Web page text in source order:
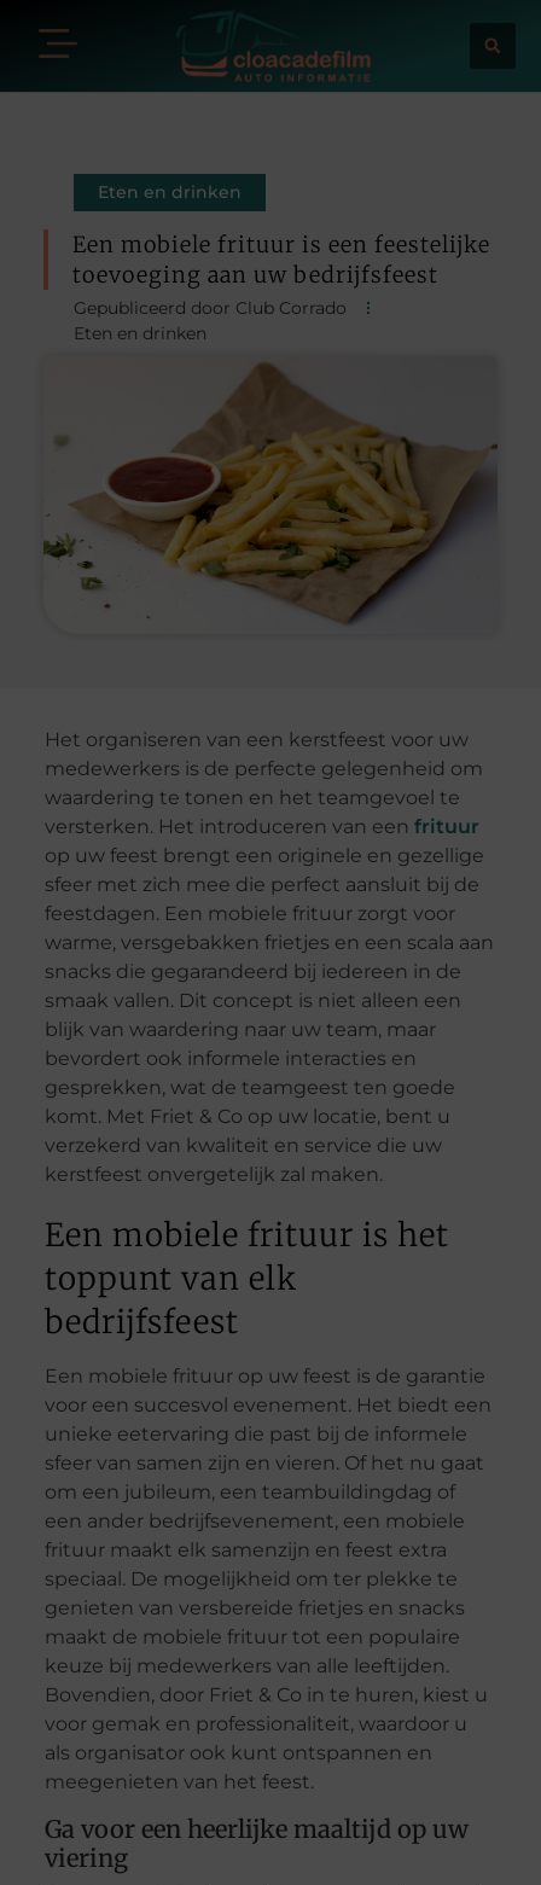
Eten en drinken
Een mobiele frituur is een feestelijke
toevoeging aan uw bedrijfsfeest
Gepubliceerd door Club Corrado
Eten en drinken
Het organiseren van een kerstfeest voor uw
medewerkers is de perfecte gelegenheid om
waardering te tonen en het teamgevoel te
versterken. Het introduceren van een frituur
op uw feest brengt een originele en gezellige
sfeer met zich mee die perfect aansluit bij de
feestdagen. Een mobiele frituur zorgt voor
warme, versgebakken frietjes en een scala aan
snacks die gegarandeerd bij iedereen in de
smaak vallen. Dit concept is niet alleen een
blijk van waardering naar uw team, maar
bevordert ook informele interacties en
gesprekken, wat de teamgeest ten goede
komt. Met Friet & Co op uw locatie, bent u
verzekerd van kwaliteit en service die uw
kerstfeest onvergetelijk zal maken.
Een mobiele frituur is het
toppunt van elk
bedrijfsfeest
Een mobiele frituur op uw feest is de garantie
voor een succesvol evenement. Het biedt een
unieke eetervaring die past bij de informele
sfeer van samen zijn en vieren. Of het nu gaat
om een jubileum, een teambuildingdag of
een ander bedrijfsevenement, een mobiele
frituur maakt elk samenzijn en feest extra
speciaal. De mogelijkheid om ter plekke te
genieten van versbereide frietjes en snacks
maakt de mobiele frituur tot een populaire
keuze bij medewerkers van alle leeftijden.
Bovendien, door Friet & Co in te huren, kiest u
voor gemak en professionaliteit, waardoor u
als organisator ook kunt ontspannen en
meegenieten van het feest.
Ga voor een heerlijke maaltijd op uw
viering